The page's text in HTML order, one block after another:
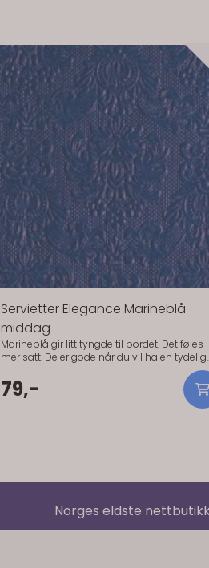
Servietter Elegance Marineblå
middag
Marineblå gir litt tyngde til bordet. Det føles
mer satt. De er gode når du vil ha en tydelig
måltidet og tåler litt bruk. Fargen gjør seg
spesielt godt mot hvitt servise. Gir en klar og
79,-
Norges eldste